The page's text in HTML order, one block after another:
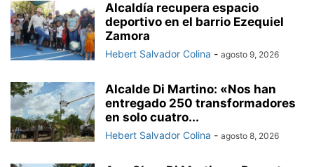
Alcaldía recupera espacio
deportivo en el barrio Ezequiel
Zamora
Hebert Salvador Colina - agosto 9, 2026
Alcalde Di Martino: «Nos han
entregado 250 transformadores
en solo cuatro...
Hebert Salvador Colina - agosto 8, 2026